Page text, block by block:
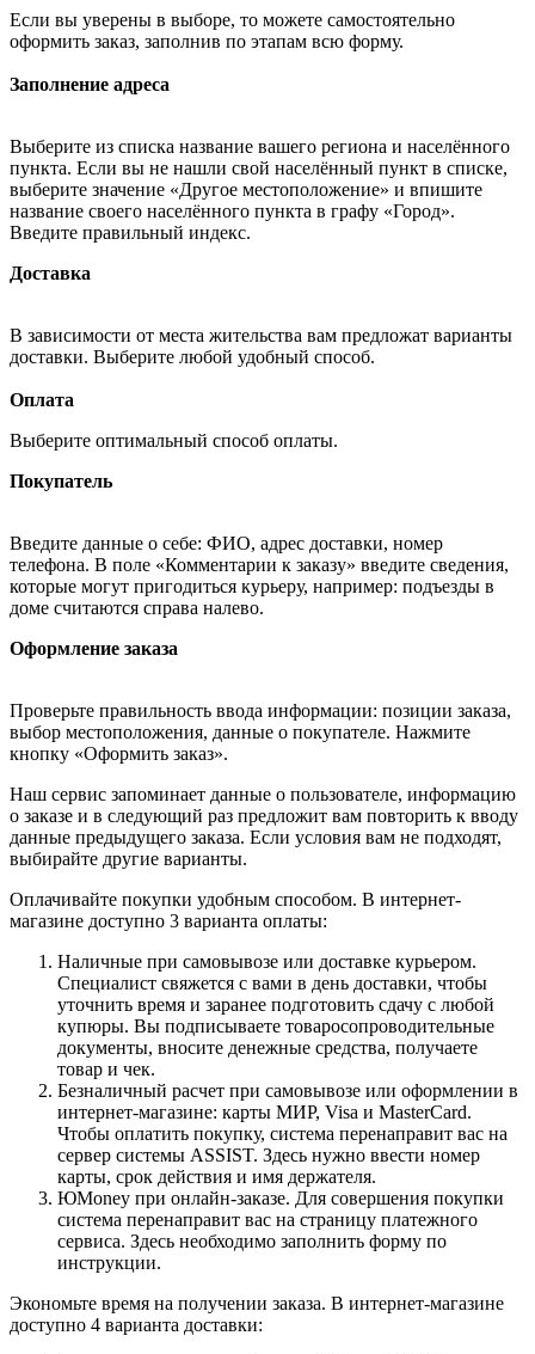
Если вы уверены в выборе, то можете самостоятельно
оформить заказ, заполнив по этапам всю форму.
Заполнение адреса
Выберите из списка название вашего региона и населённого
пункта. Если вы не нашли свой населённый пункт в списке,
выберите значение «Другое местоположение» и впишите
название своего населённого пункта в графу «Город».
Введите правильный индекс.
Доставка
В зависимости от места жительства вам предложат варианты
доставки. Выберите любой удобный способ.
Оплата
Выберите оптимальный способ оплаты.
Покупатель
Введите данные о себе: ФИО, адрес доставки, номер
телефона. В поле «Комментарии к заказу» введите сведения,
которые могут пригодиться курьеру, например: подъезды в
доме считаются справа налево.
Оформление заказа
Проверьте правильность ввода информации: позиции заказа,
выбор местоположения, данные о покупателе. Нажмите
кнопку «Оформить заказ».
Наш сервис запоминает данные о пользователе, информацию
о заказе и в следующий раз предложит вам повторить к вводу
данные предыдущего заказа. Если условия вам не подходят,
выбирайте другие варианты.
Оплачивайте покупки удобным способом. В интернет-
магазине доступно 3 варианта оплаты:
Наличные при самовывозе или доставке курьером.
Специалист свяжется с вами в день доставки, чтобы
уточнить время и заранее подготовить сдачу с любой
купюры. Вы подписываете товаросопроводительные
документы, вносите денежные средства, получаете
товар и чек.
Безналичный расчет при самовывозе или оформлении в
интернет-магазине: карты МИР, Visa и MasterCard.
Чтобы оплатить покупку, система перенаправит вас на
сервер системы ASSIST. Здесь нужно ввести номер
карты, срок действия и имя держателя.
ЮMoney при онлайн-заказе. Для совершения покупки
система перенаправит вас на страницу платежного
сервиса. Здесь необходимо заполнить форму по
инструкции.
Экономьте время на получении заказа. В интернет-магазине
доступно 4 варианта доставки: